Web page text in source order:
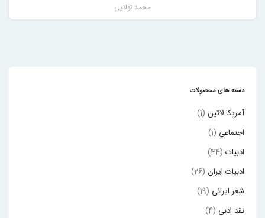
محمد تولایی
دسته های محصولات
آمریکا لاتین (1)
اجتماعی (1)
ادبیات (44)
ادبیات ایران (26)
شعر ایرانی (19)
نقد ادبی (4)